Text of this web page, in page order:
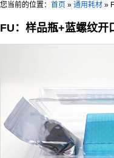
您当前的位置： 首页 » 通用耗材 »
FU：样品瓶+蓝螺纹开